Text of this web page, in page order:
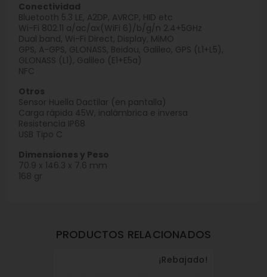
Conectividad
Bluetooth 5.3 LE, A2DP, AVRCP, HID etc
Wi-Fi 802.11 a/ac/ax(WiFi 6)/b/g/n 2.4+5GHz
Dual band, Wi-Fi Direct, Display, MiMO
GPS, A-GPS, GLONASS, Beidou, Galileo, GPS (L1+L5),
GLONASS (L1), Galileo (E1+E5a)
NFC
Otros
Sensor Huella Dactilar (en pantalla)
Carga rápida 45W, inalámbrica e inversa
Resistencia IP68
USB Tipo C
Dimensiones y Peso
70.9 x 146.3 x 7.6 mm
168 gr
PRODUCTOS RELACIONADOS
¡Rebajado!